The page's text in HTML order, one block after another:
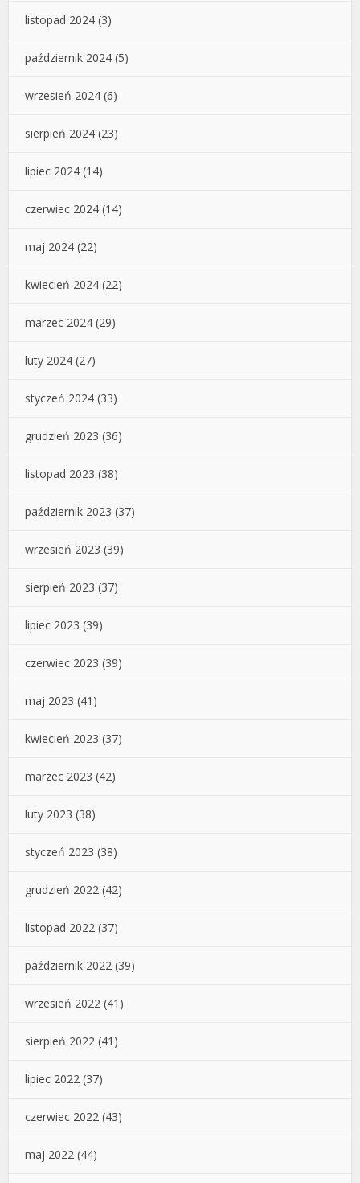
listopad 2024 (3)
październik 2024 (5)
wrzesień 2024 (6)
sierpień 2024 (23)
lipiec 2024 (14)
czerwiec 2024 (14)
maj 2024 (22)
kwiecień 2024 (22)
marzec 2024 (29)
luty 2024 (27)
styczeń 2024 (33)
grudzień 2023 (36)
listopad 2023 (38)
październik 2023 (37)
wrzesień 2023 (39)
sierpień 2023 (37)
lipiec 2023 (39)
czerwiec 2023 (39)
maj 2023 (41)
kwiecień 2023 (37)
marzec 2023 (42)
luty 2023 (38)
styczeń 2023 (38)
grudzień 2022 (42)
listopad 2022 (37)
październik 2022 (39)
wrzesień 2022 (41)
sierpień 2022 (41)
lipiec 2022 (37)
czerwiec 2022 (43)
maj 2022 (44)